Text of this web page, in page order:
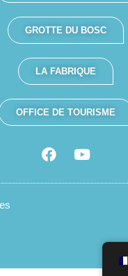
GROTTE DU BOSC
LA FABRIQUE
OFFICE DE TOURISME